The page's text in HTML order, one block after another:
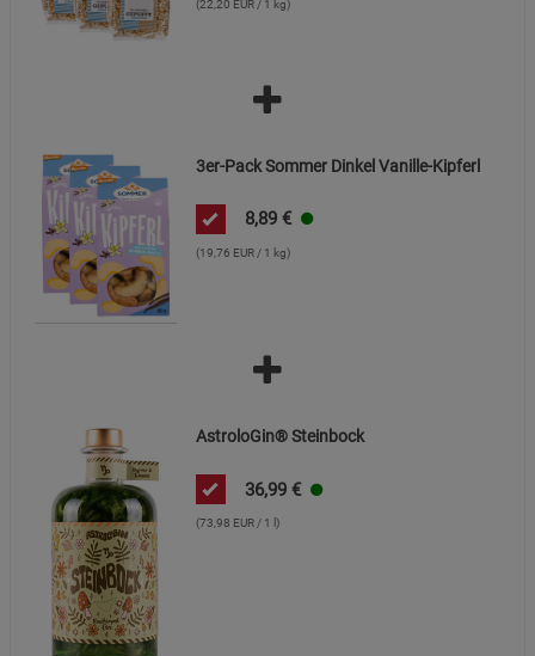
(22,20 EUR / 1 kg)
3er-Pack Sommer Dinkel Vanille-Kipferl
8,89 €
(19,76 EUR / 1 kg)
AstroloGin® Steinbock
36,99 €
(73,98 EUR / 1 l)
Datenschutzerklärung